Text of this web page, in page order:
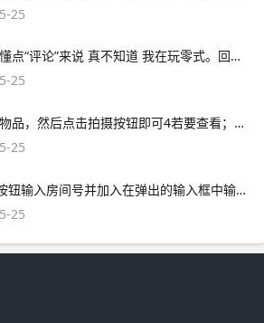
25
了追问，不懂点“评论”来说 真不知道 我在玩零式。回答你的手机屏幕分辨率太小，看看有没有选项之类的可以调节虚拟按键的大小。你会用修改器吗，比如金山游侠，手机上有八门神器，只要把全道具改出来就可以了，魔法可以用GF技能制作全
25
准要拍摄的物品，然后点击拍摄按钮即可4若要查看；若是指拍动态照片方法打开相机更多动态照片，点击快门进行拍摄动态照片开启后，拍照时按下快门键后，会记录前后15秒或1秒的图像部分机型需进入相机，点击取景界面上方的“动态照片”，然后长按虚拟快门进行拍摄查看动态照片在相册中打开动
25
“开始比赛”按钮输入房间号并加入在弹出的输入框中输入对战房间号，点击“加入”即可进入指定房间注意事项确保游戏版本为最新如参考信息。进入地铁跑酷房间的步骤如下打开游戏并登录打开手机上的地铁跑酷软件，点击登录游戏选择竞技场选项在游戏主界面，点击下面的竞技场选项点击
25